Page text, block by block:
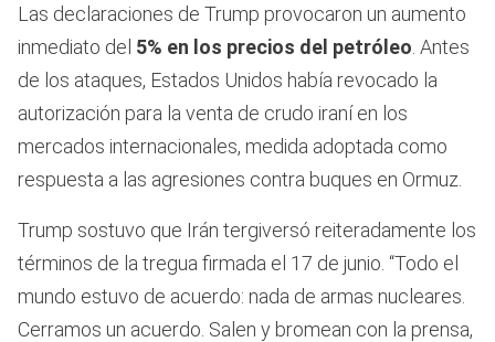
Las declaraciones de Trump provocaron un aumento
inmediato del 5% en los precios del petróleo . Antes
de los ataques, Estados Unidos había revocado la
autorización para la venta de crudo iraní en los
mercados internacionales, medida adoptada como
respuesta a las agresiones contra buques en Ormuz.
Trump sostuvo que Irán tergiversó reiteradamente los
términos de la tregua firmada el 17 de junio. “Todo el
mundo estuvo de acuerdo: nada de armas nucleares.
Cerramos un acuerdo. Salen y bromean con la prensa,